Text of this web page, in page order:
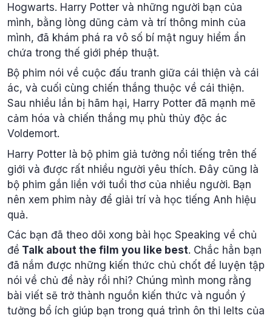
Hogwarts. Harry Potter và những người bạn của
mình, bằng lòng dũng cảm và trí thông minh của
mình, đã khám phá ra vô số bí mật nguy hiểm ẩn
chứa trong thế giới phép thuật.
Bộ phim nói về cuộc đấu tranh giữa cái thiện và cái
ác, và cuối cùng chiến thắng thuộc về cái thiện.
Sau nhiều lần bị hãm hại, Harry Potter đã mạnh mẽ
cảm hóa và chiến thắng mụ phù thủy độc ác
Voldemort.
Harry Potter là bộ phim giả tưởng nổi tiếng trên thế
giới và được rất nhiều người yêu thích. Đây cũng là
bộ phim gắn liền với tuổi thơ của nhiều người. Bạn
nên xem phim này để giải trí và học tiếng Anh hiệu
quả.
Các bạn đã theo dõi xong bài học Speaking về chủ
đề Talk about the film you like best. Chắc hẳn bạn
đã nắm được những kiến thức chủ chốt để luyện tập
nói về chủ đề này rồi nhỉ? Chúng mình mong rằng
bài viết sẽ trở thành nguồn kiến thức và nguồn ý
tưởng bổ ích giúp bạn trong quá trình ôn thi Ielts của